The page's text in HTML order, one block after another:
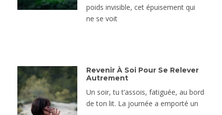
poids invisible, cet épuisement qui
ne se voit
Revenir À Soi Pour Se Relever
Autrement
Un soir, tu t’assois, fatiguée, au bord
de ton lit. La journée a emporté un